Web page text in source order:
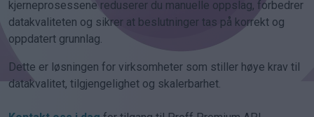
kjerneprosessene reduserer du manuelle oppslag, forbedrer
datakvaliteten og sikrer at beslutninger tas på korrekt og
oppdatert grunnlag.
Dette er løsningen for virksomheter som stiller høye krav til
datakvalitet, tilgjengelighet og skalerbarhet.